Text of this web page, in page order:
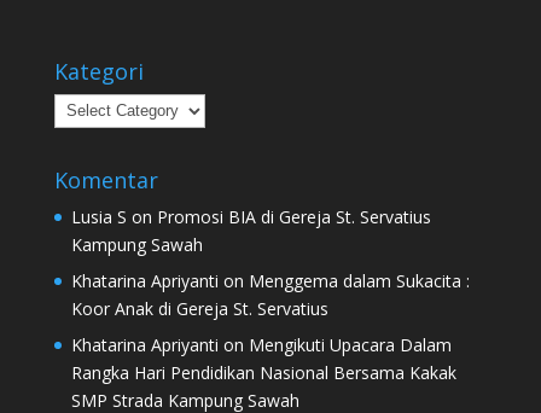
Kategori
Kategori
Komentar
Lusia S on Promosi BIA di Gereja St. Servatius
Kampung Sawah
Khatarina Apriyanti on Menggema dalam Sukacita :
Koor Anak di Gereja St. Servatius
Khatarina Apriyanti on Mengikuti Upacara Dalam
Rangka Hari Pendidikan Nasional Bersama Kakak
SMP Strada Kampung Sawah